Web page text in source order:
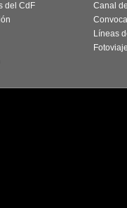
del CdF
Canal
Líneas